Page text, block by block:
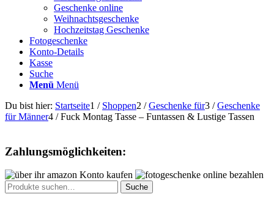
Geschenke online
Weihnachtsgeschenke
Hochzeitstag Geschenke
Fotogeschenke
Konto-Details
Kasse
Suche
Menü Menü
Du bist hier: Startseite1 / Shoppen2 / Geschenke für3 / Geschenke
für Männer4 / Fuck Montag Tasse – Funtassen & Lustige Tassen
Zahlungsmöglichkeiten:
Suche
nach:
Suche